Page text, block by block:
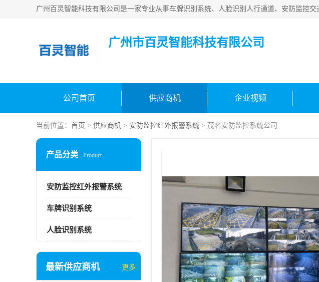
广州市百灵智能科技有限公司
公司首页 供应商机 企业视频
当前位置： 首页 > 供应商机 > 安防监控红外报警系统 > 茂名安防监控系统公司
产品分类 Product
安防监控红外报警系统
车牌识别系统
人脸识别系统
最新供应商机 更多